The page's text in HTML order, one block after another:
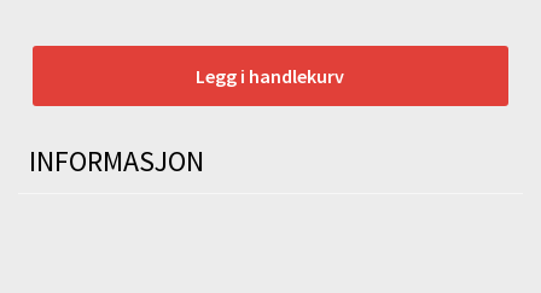
Legg i handlekurv
INFORMASJON